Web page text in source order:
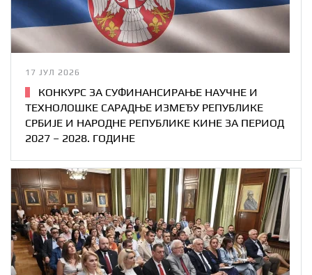
17 ЈУЛ 2026
КОНКУРС ЗА СУФИНАНСИРАЊЕ НАУЧНЕ И
ТЕХНОЛОШКЕ САРАДЊЕ ИЗМЕЂУ РЕПУБЛИКЕ
СРБИЈЕ И НАРОДНЕ РЕПУБЛИКЕ КИНЕ ЗА ПЕРИОД
2027 – 2028. ГОДИНЕ